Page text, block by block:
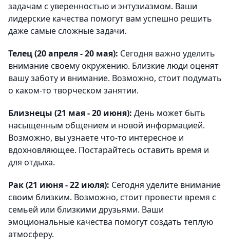
задачам с уверенностью и энтузиазмом. Ваши
лидерские качества помогут вам успешно решить
даже самые сложные задачи.
Телец (20 апреля - 20 мая): Сегодня важно уделить
внимание своему окружению. Близкие люди оценят
вашу заботу и внимание. Возможно, стоит подумать
о каком-то творческом занятии.
Близнецы (21 мая - 20 июня): День может быть
насыщенным общением и новой информацией.
Возможно, вы узнаете что-то интересное и
вдохновляющее. Постарайтесь оставить время и
для отдыха.
Рак (21 июня - 22 июля): Сегодня уделите внимание
своим близким. Возможно, стоит провести время с
семьей или близкими друзьями. Ваши
эмоциональные качества помогут создать теплую
атмосферу.